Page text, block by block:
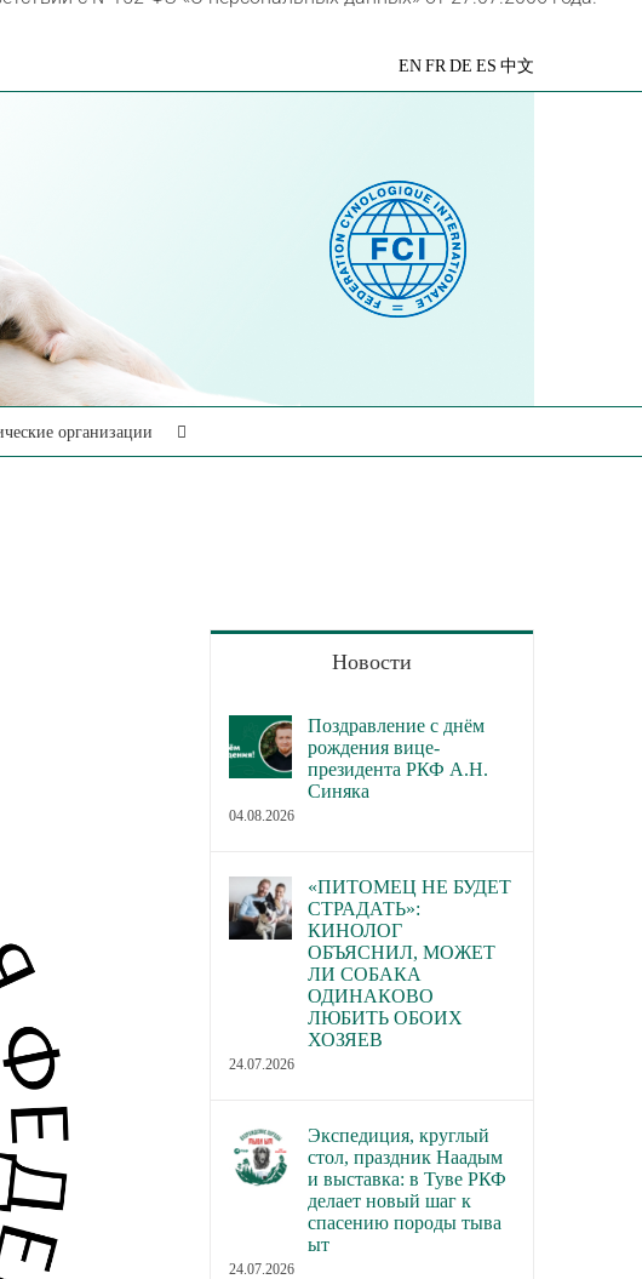
Яндекс
EN FR DE ES 中文
организации
Новости
Поздравление с днём
рождения вице-
президента РКФ А.Н.
Синяка
04.08.2026
«ПИТОМЕЦ НЕ БУДЕТ
СТРАДАТЬ»:
КИНОЛОГ
ОБЪЯСНИЛ, МОЖЕТ
ЛИ СОБАКА
ОДИНАКОВО
ЛЮБИТЬ ОБОИХ
ХОЗЯЕВ
24.07.2026
Экспедиция, круглый
стол, праздник Наадым
и выставка: в Туве РКФ
делает новый шаг к
спасению породы тыва
ыт
24.07.2026